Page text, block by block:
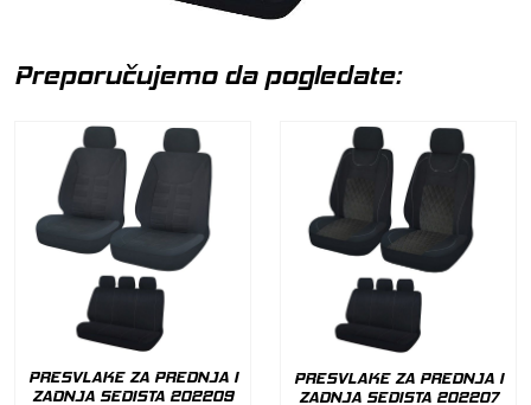
Preporučujemo da pogledate:
PRESVLAKE ZA PREDNJA I
ZADNJA SEDISTA 202209
PRESVLAKE ZA PREDNJA I
ZADNJA SEDISTA 202207